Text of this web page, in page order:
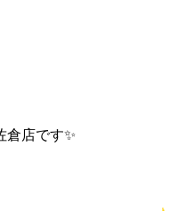
店です✨